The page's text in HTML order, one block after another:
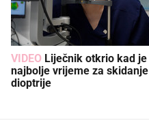
VIDEO
najbolje vrijeme za skidanje
dioptrije